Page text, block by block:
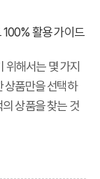
100% 활용 가이드
위해서는 몇 가지
상품만을 선택하
상품을 찾는 것